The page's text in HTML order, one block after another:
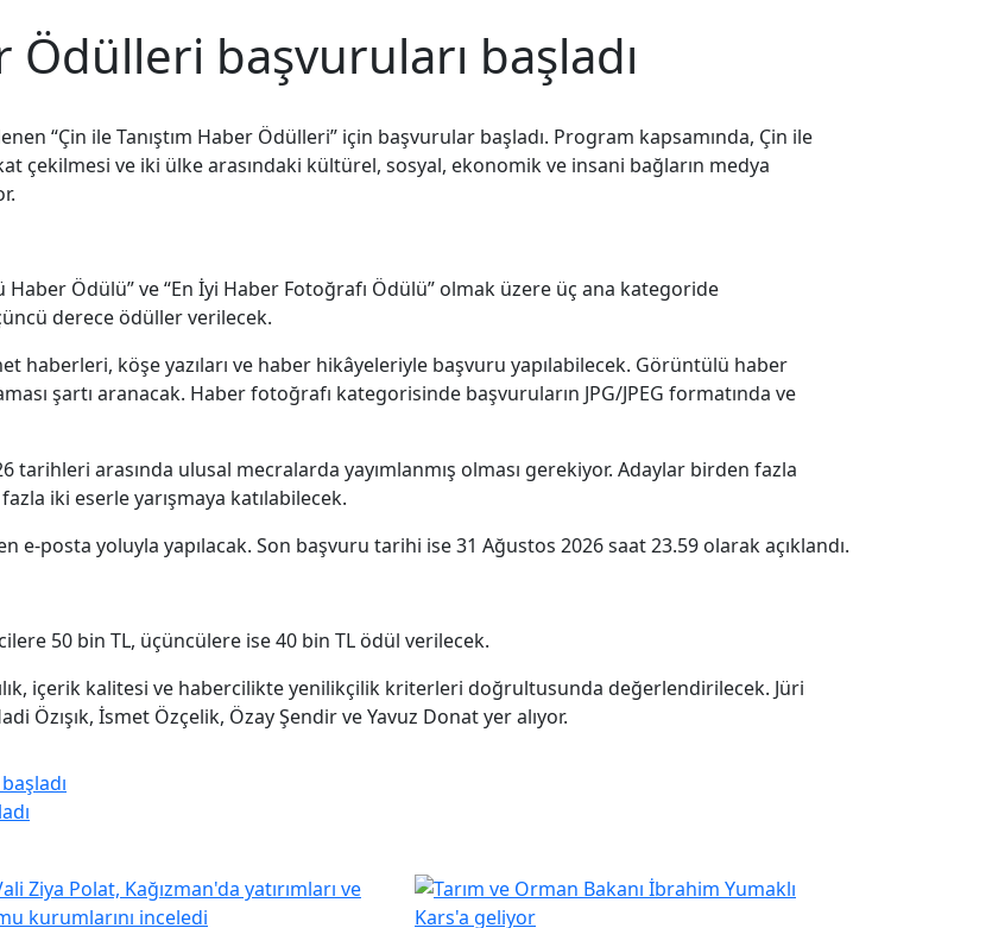
Ödülleri başvuruları başladı
“Çin ile Tanıştım Haber Ödülleri” için başvurular başladı. Program kapsamında, Çin ile
çekilmesi ve iki ülke arasındaki kültürel, sosyal, ekonomik ve insani bağların medya
Haber Ödülü” ve “En İyi Haber Fotoğrafı Ödülü” olmak üzere üç ana kategoride
derece ödüller verilecek.
haberleri, köşe yazıları ve haber hikâyeleriyle başvuru yapılabilecek. Görüntülü haber
şartı aranacak. Haber fotoğrafı kategorisinde başvuruların JPG/JPEG formatında ve
tarihleri arasında ulusal mecralarda yayımlanmış olması gerekiyor. Adaylar birden fazla
iki eserle yarışmaya katılabilecek.
e-posta yoluyla yapılacak. Son başvuru tarihi ise 31 Ağustos 2026 saat 23.59 olarak açıklandı.
50 bin TL, üçüncülere ise 40 bin TL ödül verilecek.
içerik kalitesi ve habercilikte yenilikçilik kriterleri doğrultusunda değerlendirilecek. Jüri
Özışık, İsmet Özçelik, Özay Şendir ve Yavuz Donat yer alıyor.